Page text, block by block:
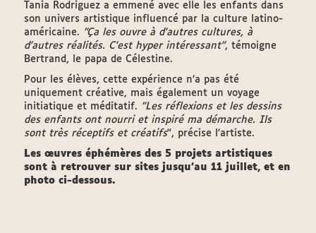
Tania Rodriguez a emmené avec elle les enfants dans
son univers artistique influencé par la culture latino-
américaine. "Ça les ouvre à d'autres cultures, à
d'autres réalités. C'est hyper intéressant", témoigne
Bertrand, le papa de Célestine.
Pour les élèves, cette expérience n’a pas été
uniquement créative, mais également un voyage
initiatique et méditatif. "Les réflexions et les dessins
des enfants ont nourri et inspiré ma démarche. Ils
sont très réceptifs et créatifs", précise l'artiste.
Les œuvres éphémères des 5 projets artistiques
sont à retrouver sur sites jusqu’au 11 juillet, et en
photo ci-dessous.